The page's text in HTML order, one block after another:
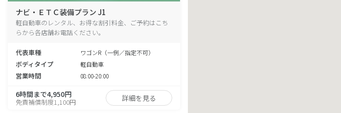
ナビ・ＥＴＣ装備プラン J1
軽自動車のレンタル、お得な割引料金、ご予約はこち
らから各店舗お電話ください。
代表車種 ワゴンR（一例／指定不可）
ボディタイプ 軽自動車
営業時間 08:00-20:00
6時間まで4,950円
免責補償制度1,100円 詳細を見る